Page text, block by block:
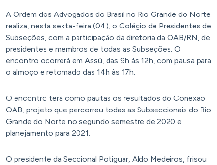
A Ordem dos Advogados do Brasil no Rio Grande do Norte
realiza, nesta sexta-feira (04), o Colégio de Presidentes de
Subseções, com a participação da diretoria da OAB/RN, de
presidentes e membros de todas as Subseções. O
encontro ocorrerá em Assú, das 9h às 12h, com pausa para
o almoço e retomado das 14h às 17h.
O encontro terá como pautas os resultados do Conexão
OAB, projeto que percorreu todas as Subseccionais do Rio
Grande do Norte no segundo semestre de 2020 e
planejamento para 2021.
O presidente da Seccional Potiguar, Aldo Medeiros, frisou